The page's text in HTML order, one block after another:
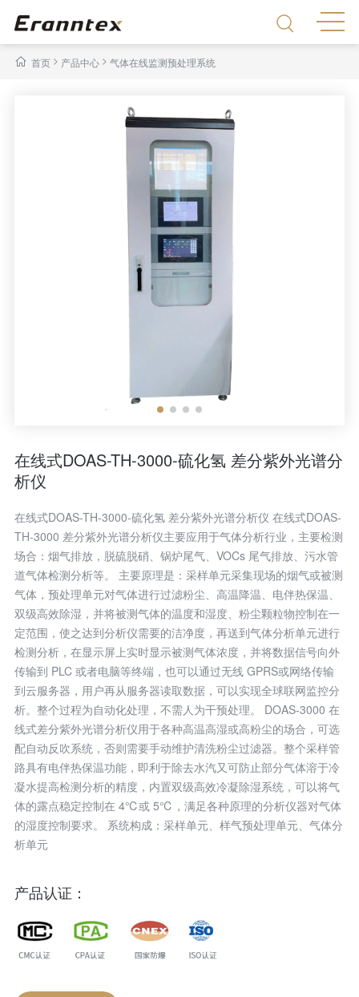
首页> 产品中心 > 气体在线监测预处理系统
在线式DOAS-TH-3000-硫化氢 差分紫外光谱分
析仪
在线式DOAS-TH-3000-硫化氢 差分紫外光谱分析仪 在线式DOAS-
TH-3000 差分紫外光谱分析仪主要应用于气体分析行业，主要检测
场合：烟气排放，脱硫脱硝、锅炉尾气、VOCs 尾气排放、污水管
道气体检测分析等。 主要原理是：采样单元采集现场的烟气或被测
气体，预处理单元对气体进行过滤粉尘、高温降温、电伴热保温、
双级高效除湿，并将被测气体的温度和湿度、粉尘颗粒物控制在一
定范围，使之达到分析仪需要的洁净度，再送到气体分析单元进行
检测分析，在显示屏上实时显示被测气体浓度，并将数据信号向外
传输到 PLC 或者电脑等终端，也可以通过无线 GPRS或网络传输
到云服务器，用户再从服务器读取数据，可以实现全球联网监控分
析。整个过程为自动化处理，不需人为干预处理。 DOAS-3000 在
线式差分紫外光谱分析仪用于各种高温高湿或高粉尘的场合，可选
配自动反吹系统，否则需要手动维护清洗粉尘过滤器。整个采样管
路具有电伴热保温功能，即利于除去水汽又可防止部分气体溶于冷
凝水提高检测分析的精度，内置双级高效冷凝除湿系统，可以将气
体的露点稳定控制在 4℃或 5℃，满足各种原理的分析仪器对气体
的湿度控制要求。 系统构成：采样单元、样气预处理单元、气体分
析单元
产品认证：